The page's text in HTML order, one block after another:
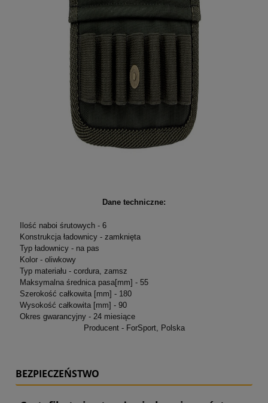
Dane techniczne:
Ilość naboi śrutowych - 6
Konstrukcja ładownicy - zamknięta
Typ ładownicy - na pas
Kolor - oliwkowy
Typ materiału - cordura, zamsz
Maksymalna średnica pasa[mm] - 55
Szerokość całkowita [mm] - 180
Wysokość całkowita [mm] - 90
Okres gwarancyjny - 24 miesiące
Producent - ForSport, Polska
BEZPIECZEŃSTWO